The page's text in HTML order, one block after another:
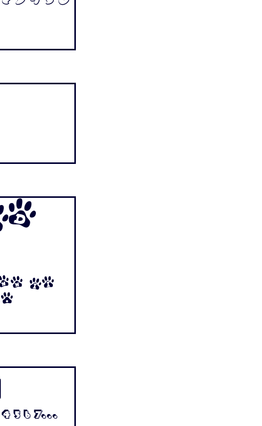
Hh Ii
5 6 7...